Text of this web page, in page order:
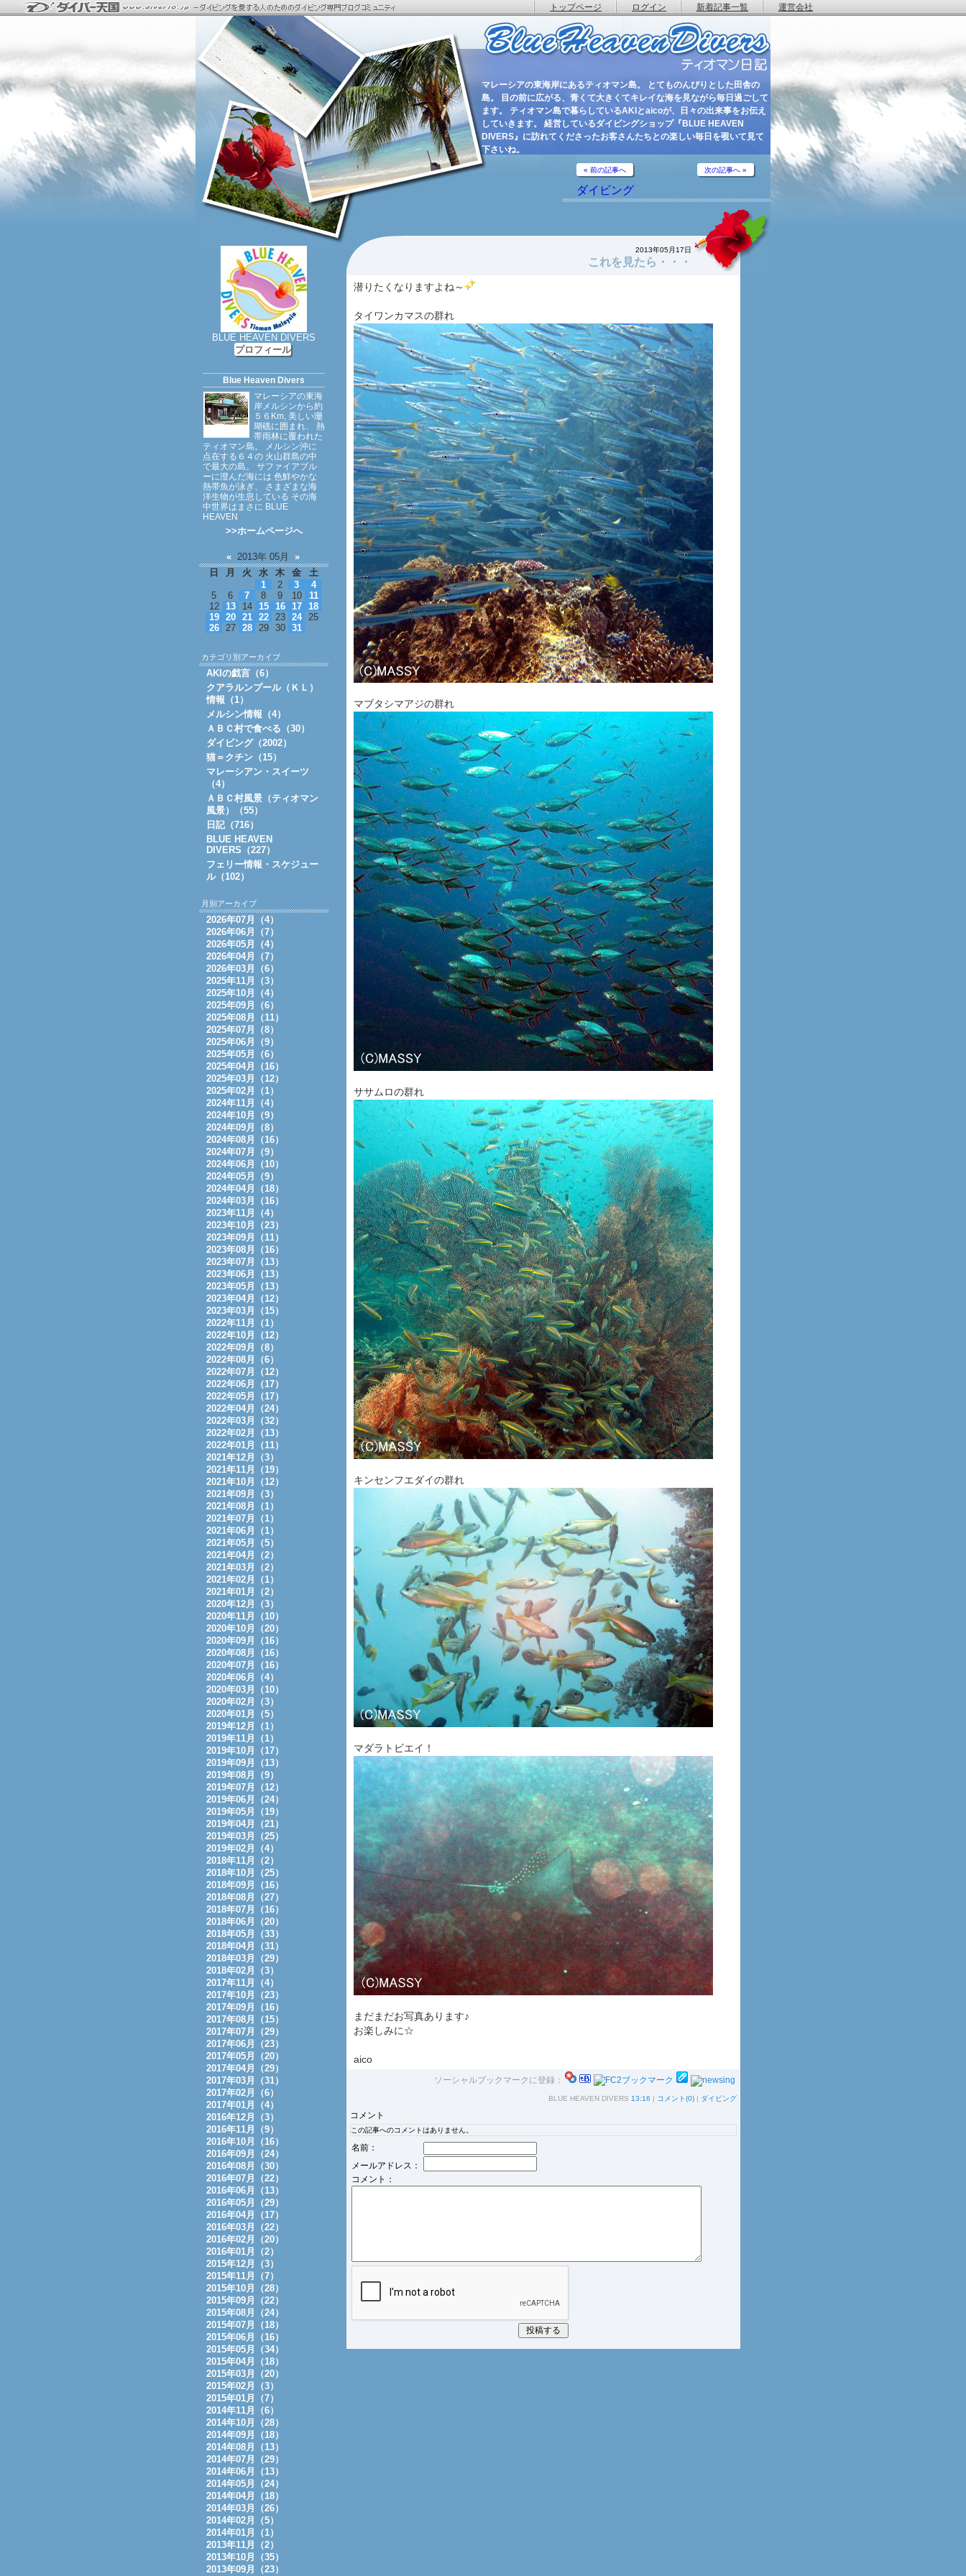
トップページ ログイン 新着記事一覧 運営会社
マレーシアの東海岸にあるティオマン島。 とてものんびりとした田舎の
島。 目の前に広がる、青くて大きくてキレイな海を見ながら毎日過ごして
ます。 ティオマン島で暮らしているAKIとaicoが、日々の出来事をお伝え
していきます。 経営しているダイビングショップ『BLUE HEAVEN
DIVERS』に訪れてくださったお客さんたちとの楽しい毎日を覗いて見て
下さいね。
« 前の記事へ 次の記事へ »
ダイビング
2013年05月17日
これを見たら・・・
潜りたくなりますよね～
タイワンカマスの群れ
マブタシマアジの群れ
ササムロの群れ
キンセンフエダイの群れ
マダラトビエイ！
まだまだお写真あります♪
お楽しみに☆
aico
ソーシャルブックマークに登録：
BLUE HEAVEN DIVERS 13:16 | コメント(0) | ダイビング
コメント
この記事へのコメントはありません。
名前：
メールアドレス：
コメント：
BLUE HEAVEN DIVERS
プロフィール
Blue Heaven Divers
マレーシアの東海
岸メルシンから約
５６Km, 美しい珊
瑚礁に囲まれ、 熱
帯雨林に覆われた
ティオマン島。 メルシン沖に
点在する６４の 火山群島の中
で最大の島。 サファイアブル
ーに澄んだ海には 色鮮やかな
熱帯魚が泳ぎ、 さまざまな海
洋生物が生息している その海
中世界はまさに BLUE
HEAVEN
>>ホームページへ
« 2013年 05月 »
日
月 火 水 木 金
土
1
2 3
4
5
6 7 8 9 10
11
12
13 14 15 16 17
18
19
20 21 22 23 24
25
26
27 28 29 30 31
カテゴリ別アーカイブ
AKIの戯言（6）
クアラルンプール（ＫＬ）
情報（1）
メルシン情報（4）
ＡＢＣ村で食べる（30）
ダイビング（2002）
猫＝クチン（15）
マレーシアン・スイーツ
（4）
ＡＢＣ村風景（ティオマン
風景）（55）
日記（716）
BLUE HEAVEN
DIVERS（227）
フェリー情報・スケジュー
ル（102）
月別アーカイブ
2026年07月（4）
2026年06月（7）
2026年05月（4）
2026年04月（7）
2026年03月（6）
2025年11月（3）
2025年10月（4）
2025年09月（6）
2025年08月（11）
2025年07月（8）
2025年06月（9）
2025年05月（6）
2025年04月（16）
2025年03月（12）
2025年02月（1）
2024年11月（4）
2024年10月（9）
2024年09月（8）
2024年08月（16）
2024年07月（9）
2024年06月（10）
2024年05月（9）
2024年04月（18）
2024年03月（16）
2023年11月（4）
2023年10月（23）
2023年09月（11）
2023年08月（16）
2023年07月（13）
2023年06月（13）
2023年05月（13）
2023年04月（12）
2023年03月（15）
2022年11月（1）
2022年10月（12）
2022年09月（8）
2022年08月（6）
2022年07月（12）
2022年06月（17）
2022年05月（17）
2022年04月（24）
2022年03月（32）
2022年02月（13）
2022年01月（11）
2021年12月（3）
2021年11月（19）
2021年10月（12）
2021年09月（3）
2021年08月（1）
2021年07月（1）
2021年06月（1）
2021年05月（5）
2021年04月（2）
2021年03月（2）
2021年02月（1）
2021年01月（2）
2020年12月（3）
2020年11月（10）
2020年10月（20）
2020年09月（16）
2020年08月（16）
2020年07月（16）
2020年06月（4）
2020年03月（10）
2020年02月（3）
2020年01月（5）
2019年12月（1）
2019年11月（1）
2019年10月（17）
2019年09月（13）
2019年08月（9）
2019年07月（12）
2019年06月（24）
2019年05月（19）
2019年04月（21）
2019年03月（25）
2019年02月（4）
2018年11月（2）
2018年10月（25）
2018年09月（16）
2018年08月（27）
2018年07月（16）
2018年06月（20）
2018年05月（33）
2018年04月（31）
2018年03月（29）
2018年02月（3）
2017年11月（4）
2017年10月（23）
2017年09月（16）
2017年08月（15）
2017年07月（29）
2017年06月（23）
2017年05月（20）
2017年04月（29）
2017年03月（31）
2017年02月（6）
2017年01月（4）
2016年12月（3）
2016年11月（9）
2016年10月（16）
2016年09月（24）
2016年08月（30）
2016年07月（22）
2016年06月（13）
2016年05月（29）
2016年04月（17）
2016年03月（22）
2016年02月（20）
2016年01月（2）
2015年12月（3）
2015年11月（7）
2015年10月（28）
2015年09月（22）
2015年08月（24）
2015年07月（18）
2015年06月（16）
2015年05月（34）
2015年04月（18）
2015年03月（20）
2015年02月（3）
2015年01月（7）
2014年11月（6）
2014年10月（28）
2014年09月（18）
2014年08月（13）
2014年07月（29）
2014年06月（13）
2014年05月（24）
2014年04月（18）
2014年03月（26）
2014年02月（5）
2014年01月（1）
2013年11月（2）
2013年10月（35）
2013年09月（23）